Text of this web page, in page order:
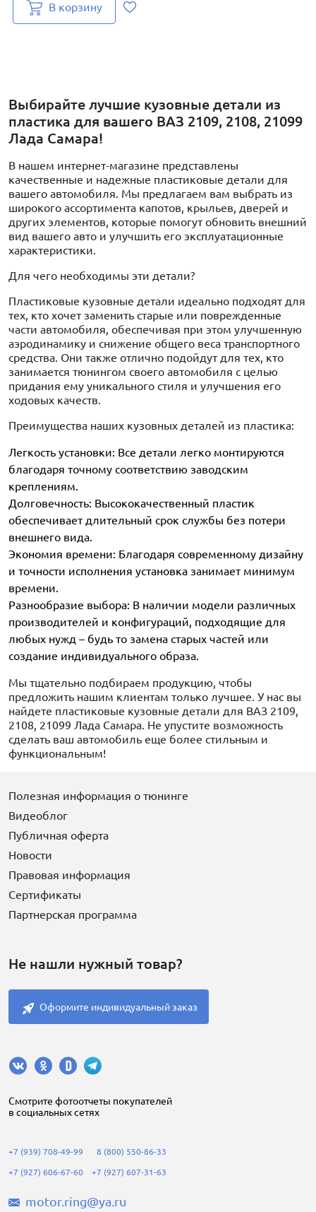
В корзину
Выбирайте лучшие кузовные детали из
пластика для вашего ВАЗ 2109, 2108, 21099
Лада Самара!
В нашем интернет-магазине представлены
качественные и надежные пластиковые детали для
вашего автомобиля. Мы предлагаем вам выбрать из
широкого ассортимента капотов, крыльев, дверей и
других элементов, которые помогут обновить внешний
вид вашего авто и улучшить его эксплуатационные
характеристики.
Для чего необходимы эти детали?
Пластиковые кузовные детали идеально подходят для
тех, кто хочет заменить старые или поврежденные
части автомобиля, обеспечивая при этом улучшенную
аэродинамику и снижение общего веса транспортного
средства. Они также отлично подойдут для тех, кто
занимается тюнингом своего автомобиля с целью
придания ему уникального стиля и улучшения его
ходовых качеств.
Преимущества наших кузовных деталей из пластика:
Легкость установки: Все детали легко монтируются
благодаря точному соответствию заводским
креплениям.
Долговечность: Высококачественный пластик
обеспечивает длительный срок службы без потери
внешнего вида.
Экономия времени: Благодаря современному дизайну
и точности исполнения установка занимает минимум
времени.
Разнообразие выбора: В наличии модели различных
производителей и конфигураций, подходящие для
любых нужд – будь то замена старых частей или
создание индивидуального образа.
Мы тщательно подбираем продукцию, чтобы
предложить нашим клиентам только лучшее. У нас вы
найдете пластиковые кузовные детали для ВАЗ 2109,
2108, 21099 Лада Самара. Не упустите возможность
сделать ваш автомобиль еще более стильным и
функциональным!
Полезная информация о тюнинге
Видеоблог
Публичная оферта
Новости
Правовая информация
Сертификаты
Партнерская программа
Не нашли нужный товар?
Оформите индивидуальный заказ
Cмотрите фотоотчеты покупателей
в социальных сетях
+7 (939) 708-49-99
+7 (927) 606-67-60
8 (800) 550-86-33
+7 (927) 607-31-63
motor.ring@ya.ru